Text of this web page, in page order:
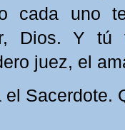
cada uno
Dios. Y tú
juez, el
el Sacerdote.